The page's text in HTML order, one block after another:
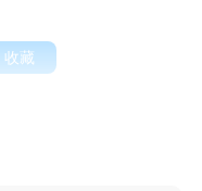
收藏